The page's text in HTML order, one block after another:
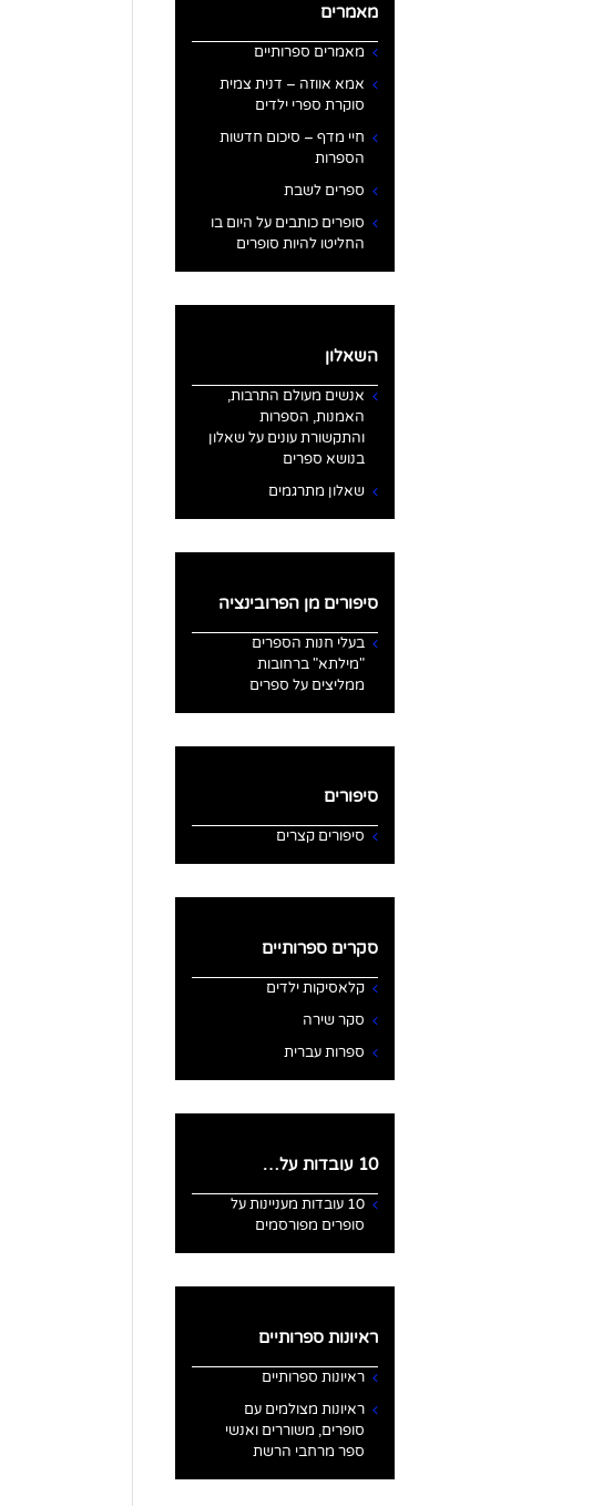
מאמרים
מאמרים ספרותיים
אמא אווזה – דנית צמית
סוקרת ספרי ילדים
חיי מדף – סיכום חדשות
הספרות
ספרים לשבת
סופרים כותבים על היום בו
החליטו להיות סופרים
השאלון
אנשים מעולם התרבות,
האמנות, הספרות
והתקשורת עונים על שאלון
בנושא ספרים
שאלון מתרגמים
סיפורים מן הפרובינציה
בעלי חנות הספרים
"מילתא" ברחובות
ממליצים על ספרים
סיפורים
סיפורים קצרים
סקרים ספרותיים
קלאסיקות ילדים
סקר שירה
ספרות עברית
10 עובדות על…
10 עובדות מעניינות על
סופרים מפורסמים
ראיונות ספרותיים
ראיונות ספרותיים
ראיונות מצולמים עם
סופרים, משוררים ואנשי
ספר מרחבי הרשת